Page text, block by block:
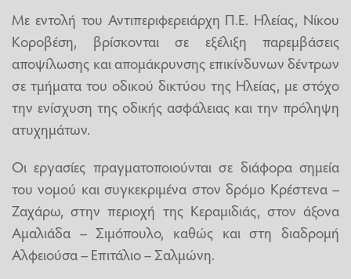
Με εντολή του Αντιπεριφερειάρχη Π.Ε. Ηλείας, Νίκου
Κοροβέση, βρίσκονται σε εξέλιξη παρεμβάσεις
αποψίλωσης και απομάκρυνσης επικίνδυνων δέντρων
σε τμήματα του οδικού δικτύου της Ηλείας, με στόχο
την ενίσχυση της οδικής ασφάλειας και την πρόληψη
ατυχημάτων.
Οι εργασίες πραγματοποιούνται σε διάφορα σημεία
του νομού και συγκεκριμένα στον δρόμο Κρέστενα –
Ζαχάρω, στην περιοχή της Κεραμιδιάς, στον άξονα
Αμαλιάδα – Σιμόπουλο, καθώς και στη διαδρομή
Αλφειούσα – Επιτάλιο – Σαλμώνη.